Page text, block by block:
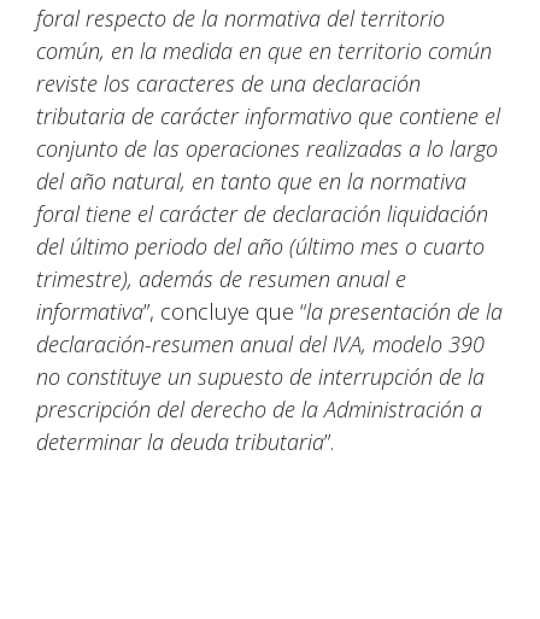
foral respecto de la normativa del territorio
común, en la medida en que en territorio común
reviste los caracteres de una declaración
tributaria de carácter informativo que contiene el
conjunto de las operaciones realizadas a lo largo
del año natural, en tanto que en la normativa
foral tiene el carácter de declaración liquidación
del último periodo del año (último mes o cuarto
trimestre), además de resumen anual e
informativa”, concluye que “la presentación de la
declaración-resumen anual del IVA, modelo 390
no constituye un supuesto de interrupción de la
prescripción del derecho de la Administración a
determinar la deuda tributaria”.